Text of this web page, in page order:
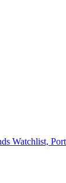
Watchlist,